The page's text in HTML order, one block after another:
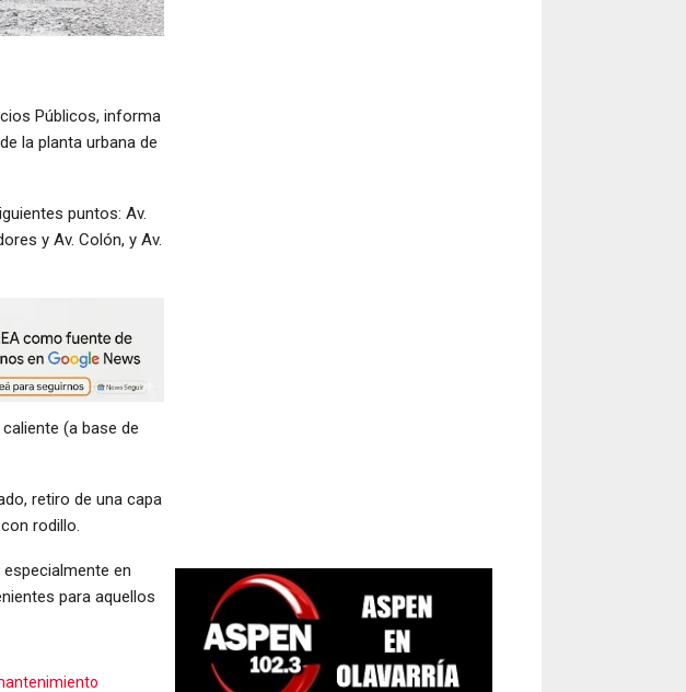
Públicos, informa
la planta urbana de
puntos: Av.
y Av. Colón, y Av.
(a base de
retiro de una capa
rodillo.
en
para aquellos